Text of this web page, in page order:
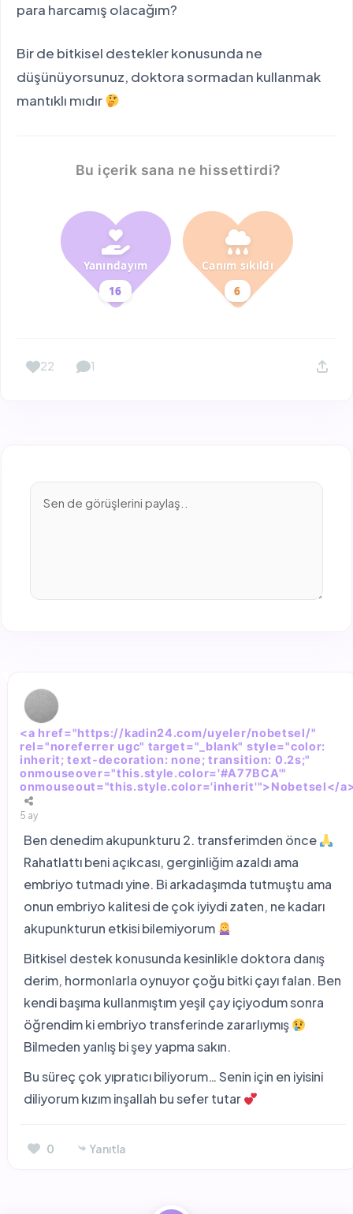
para harcamış olacağım?
Bir de bitkisel destekler konusunda ne
düşünüyorsunuz, doktora sormadan kullanmak
mantıklı mıdır
Bu içerik sana ne hissettirdi?
Yanındayım
16
Canım sıkıldı
6
22 1
<a href="https://kadin24.com/uyeler/nobetsel/"
rel="noreferrer ugc" target="_blank" style="color:
inherit; text-decoration: none; transition: 0.2s;"
onmouseover="this.style.color='#A77BCA'"
onmouseout="this.style.color='inherit'">Nobetsel</
5 ay
Ben denedim akupunkturu 2. transferimden önce
Rahatlattı beni açıkcası, gerginliğim azaldı ama
embriyo tutmadı yine. Bi arkadaşımda tutmuştu ama
onun embriyo kalitesi de çok iyiydi zaten, ne kadarı
akupunkturun etkisi bilemiyorum
Bitkisel destek konusunda kesinlikle doktora danış
derim, hormonlarla oynuyor çoğu bitki çayı falan. Ben
kendi başıma kullanmıştım yeşil çay içiyodum sonra
öğrendim ki embriyo transferinde zararlıymış
Bilmeden yanlış bi şey yapma sakın.
Bu süreç çok yıpratıcı biliyorum… Senin için en iyisini
diliyorum kızım inşallah bu sefer tutar
0 Yanıtla